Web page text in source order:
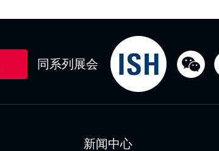
同系列展会
新闻中心